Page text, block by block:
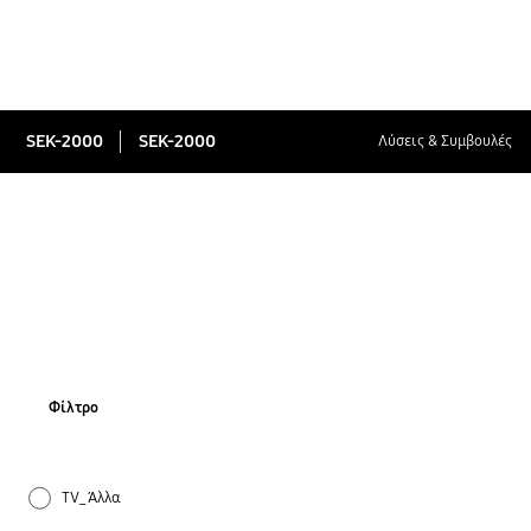
SEK-2000 SEK-2000 Λύσεις & Συμβουλές
Φίλτρο
TV_Άλλα